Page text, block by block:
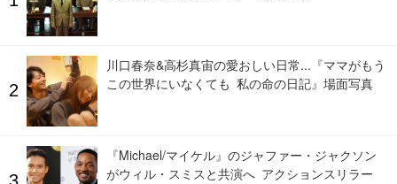
川口春奈&高杉真宙の愛おしい日常...『ママがもう
この世界にいなくても 私の命の日記』場面写真
『Michael/マイケル』のジャファー・ジャクソン
がウィル・スミスと共演へ アクションスリラー